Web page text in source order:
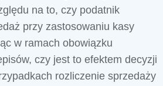
na to, czy podatnik
przy zastosowaniu kasy
w ramach obowiązku
czy jest to efektem decyzji
rozliczenie sprzedaży